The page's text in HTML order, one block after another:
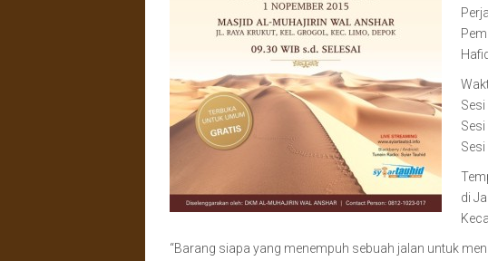
Sesi
Sesi
di
“Barang siapa yang menempuh sebuah jalan untuk